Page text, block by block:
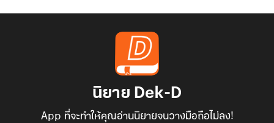
นิยาย Dek-D
App ที่จะทำให้คุณอ่านนิยายจนวางมือถือไม่ลง!